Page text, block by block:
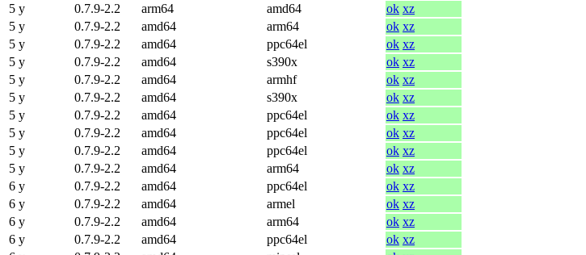
5 y
0.7.9-2.2 arm64 amd64 ok xz
5 y
0.7.9-2.2 amd64 arm64 ok xz
5 y
0.7.9-2.2 amd64 ppc64el ok xz
5 y
0.7.9-2.2 amd64 s390x ok xz
5 y
0.7.9-2.2 amd64 armhf ok xz
5 y
0.7.9-2.2 amd64 s390x ok xz
5 y
0.7.9-2.2 amd64 ppc64el ok xz
5 y
0.7.9-2.2 amd64 ppc64el ok xz
5 y
0.7.9-2.2 amd64 ppc64el ok xz
5 y
0.7.9-2.2 amd64 arm64 ok xz
6 y
0.7.9-2.2 amd64 ppc64el ok xz
6 y
0.7.9-2.2 amd64 armel ok xz
6 y
0.7.9-2.2 amd64 arm64 ok xz
6 y
0.7.9-2.2 amd64 ppc64el ok xz